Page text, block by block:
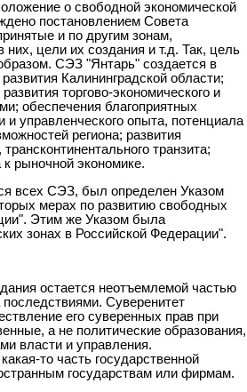
о свободной экономической
постановлением Совета
и по другим зонам,
цели их создания и т.д. Так, цель
СЭЗ "Янтарь" создается в
Калининградской области;
торгово-экономического и
обеспечения благоприятных
и управленческого опыта, потенциала
региона; развития
транзита;
рыночной экономике.
всех СЭЗ, был определен Указом
мерах по развитию свободных
Этим же Указом была
зонах в Российской Федерации".
остается неотъемлемой частью
Суверенитет
его суверенных прав при
а не политические образования,
власти и управления.
то часть государственной
государствам или фирмам.